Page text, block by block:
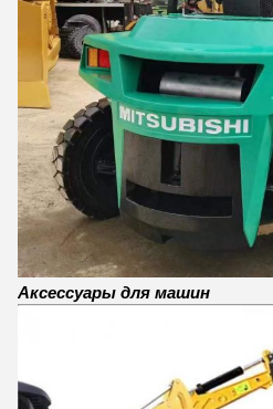
Аксессуары для машин